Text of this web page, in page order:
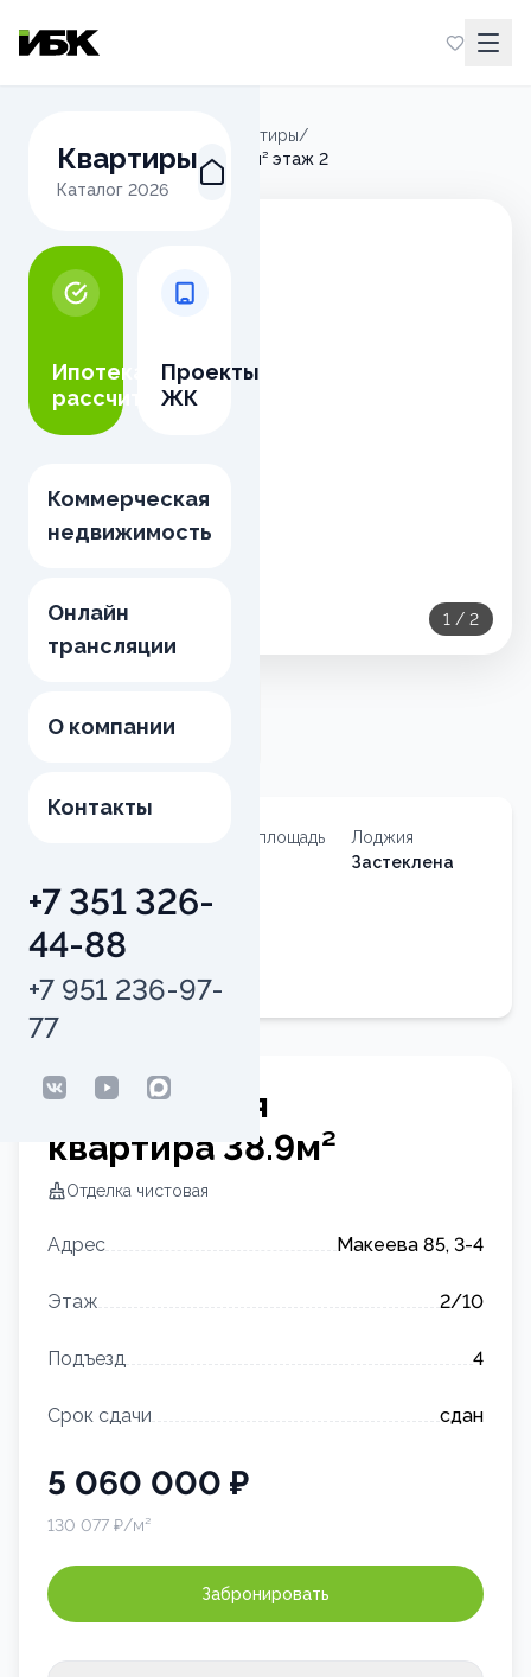
Квартиры
Каталог 2026
Ипотека
рассчитать
Проекты
ЖК
Коммерческая
недвижимость
Онлайн
трансляции
О компании
Контакты
+7 351 326-
44-88
+7 951 236-97-
77
Квартиры/
1-комнатная квартира 38,90м² этаж 2
1 / 2
Квартира
Общая площадь
Лоджия
Застеклена
квартиры
98
1-комнатная
квартира 38.9м²
Отделка чистовая
Адрес Макеева 85, 3-4
Этаж 2/10
Подъезд 4
Срок сдачи сдан
5 060 000 ₽
130 077 ₽/м²
Забронировать